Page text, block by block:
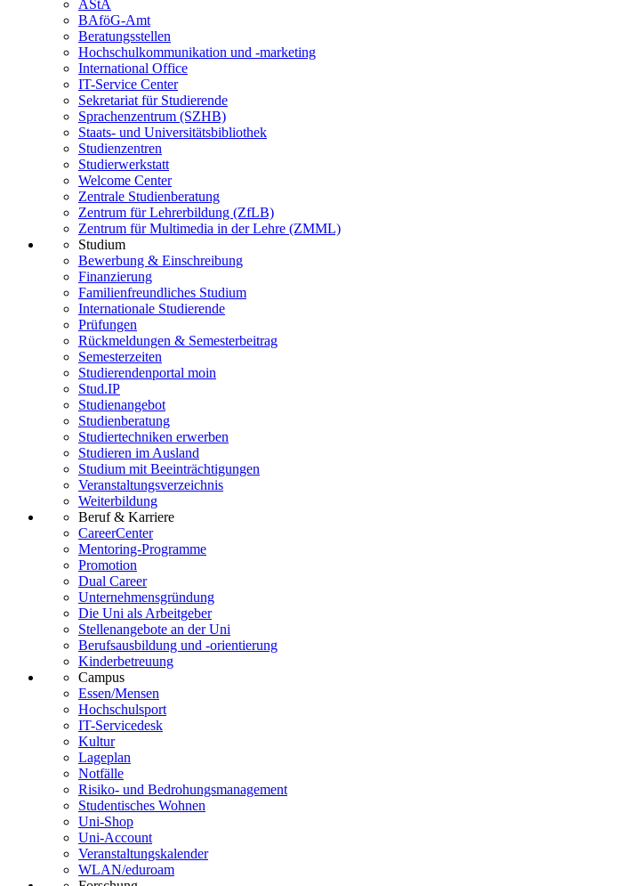
AStA
BAföG-Amt
Beratungsstellen
Hochschulkommunikation und -marketing
International Office
IT-Service Center
Sekretariat für Studierende
Sprachenzentrum (SZHB)
Staats- und Universitätsbibliothek
Studienzentren
Studierwerkstatt
Welcome Center
Zentrale Studienberatung
Zentrum für Lehrerbildung (ZfLB)
Zentrum für Multimedia in der Lehre (ZMML)
Studium
Bewerbung & Einschreibung
Finanzierung
Familienfreundliches Studium
Internationale Studierende
Prüfungen
Rückmeldungen & Semesterbeitrag
Semesterzeiten
Studierendenportal moin
Stud.IP
Studienangebot
Studienberatung
Studiertechniken erwerben
Studieren im Ausland
Studium mit Beeinträchtigungen
Veranstaltungsverzeichnis
Weiterbildung
Beruf & Karriere
CareerCenter
Mentoring-Programme
Promotion
Dual Career
Unternehmensgründung
Die Uni als Arbeitgeber
Stellenangebote an der Uni
Berufsausbildung und -orientierung
Kinderbetreuung
Campus
Essen/Mensen
Hochschulsport
IT-Servicedesk
Kultur
Lageplan
Notfälle
Risiko- und Bedrohungsmanagement
Studentisches Wohnen
Uni-Shop
Uni-Account
Veranstaltungskalender
WLAN/eduroam